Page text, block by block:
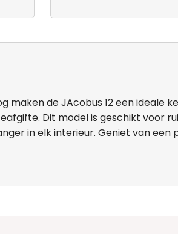
de JAcobus 12 een ideale
Dit model is geschikt voor
in elk interieur. Geniet van